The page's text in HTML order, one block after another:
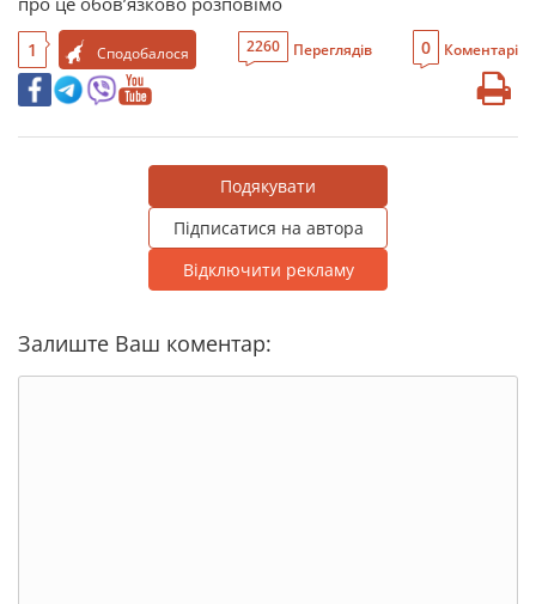
1 Сподобалося 2260 Переглядів 0 Коментарі
Подякувати
Підписатися на автора
Відключити рекламу
Залиште Ваш коментар: